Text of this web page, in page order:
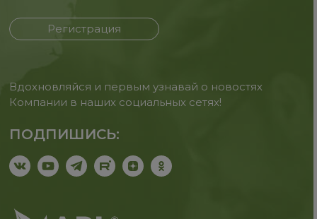
Регистрация
Вдохновляйся и первым узнавай о новостях
Компании в наших социальных сетях!
ПОДПИШИСЬ: